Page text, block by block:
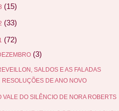
(15)
(33)
(72)
(3)
SALDOS E AS FALADAS
RESOLUÇÕES DE ANO NOVO
VALE DO SILÊNCIO DE NORA ROBERTS